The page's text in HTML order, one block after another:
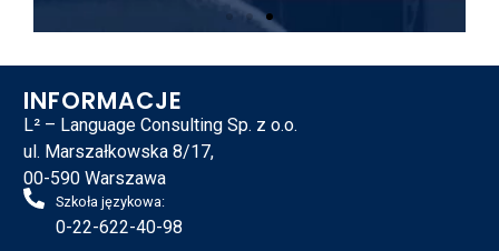
“Cambridge” AI
Speech Tutor
Pozwól by sztuczna inteligencja
pomogła w nauce Twojego
INFORMACJE
L² – Language Consulting Sp. z o.o.
ul. Marszałkowska 8/17,
00-590 Warszawa
Szkoła językowa:
0-22-622-40-98